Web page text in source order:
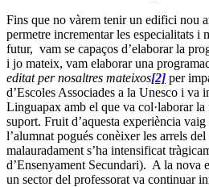
Fins que no vàrem tenir un edifici nou
permetre incrementar les especialitats i
futur, vam se capaços d’elaborar la
i jo mateix, vam elaborar una
editat per nosaltres mateixos[2] per
d’Escoles Associades a la Unesco i va
Linguapax amb el que va col·laborar
suport. Fruit d’aquesta experiència
l’alumnat pogués conèixer les arrels
malauradament s’ha intensificat
d’Ensenyament Secundari). A la nova
un sector del professorat va continuar